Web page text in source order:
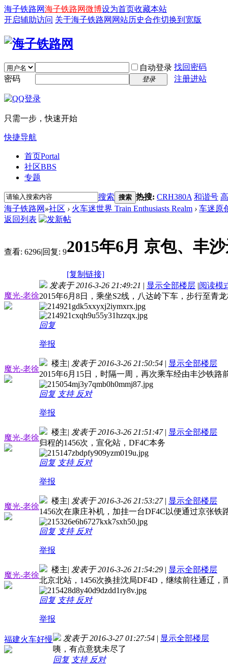
海子铁路网海子铁路网微博设为首页收藏本站
开启辅助访问 关于海子铁路网 网站历史合作切换到宽版
自动登录 找回密码
密码
登录 注册进站
只需一步，快速开始
快捷导航
首页Portal
社区BBS
专题
搜索 搜索 热搜: CRH380A 和谐号
海子铁路网 »社区 › 火车迷世界 Train Enthusiasts Realm › 车迷原
返回列表
查看: 6296|回复: 92015年6月 京包、丰
[复制链接]
魔光-老徐
发表于 2016-3-26 21:49:21 | 显示全部楼层 |阅读模
2015年6月8日，乘坐S2线，八达岭下车，步行至青
回复
举报
魔光-老徐
楼主| 发表于 2016-3-26 21:50:54 | 显示全部楼层
2015年6月15日，时隔一周，再次乘车经由丰沙铁
回复 支持 反对
举报
魔光-老徐
楼主| 发表于 2016-3-26 21:51:47 | 显示全部楼层
归程的1456次，宣化站，DF4C本务
回复 支持 反对
举报
魔光-老徐
楼主| 发表于 2016-3-26 21:53:27 | 显示全部楼层
1456次在康庄补机，加挂一台DF4C以便通过京张铁
回复 支持 反对
举报
魔光-老徐
楼主| 发表于 2016-3-26 21:54:29 | 显示全部楼层
北京北站，1456次换挂沈局DF4D，继续前往通辽，
回复 支持 反对
举报
福建火车好慢 发表于 2016-3-27 01:27:54 | 显示全部楼层
咦，有点意犹未尽了
回复 支持 反对